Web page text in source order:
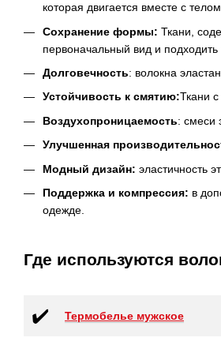
которая двигается вместе с
Сохранение формы: Ткани,
первоначальный вид и
Долговечность: волокна
Устойчивость к смятию:Ткани
Воздухопроницаемость: смеси
Улучшенная
Модный дизайн: эластичность
Поддержка и компрессия: в
одежде.
Где используются
✔️ Термобелье мужское